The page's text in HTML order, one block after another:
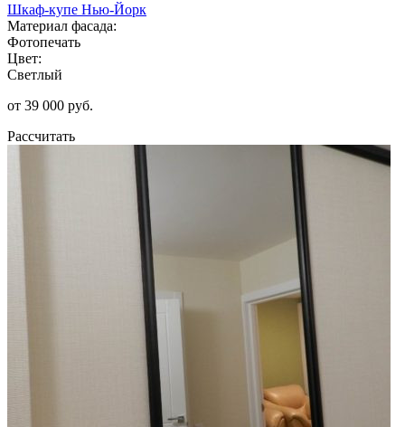
Шкаф-купе Нью-Йорк
Материал фасада:
Фотопечать
Цвет:
Светлый
от 39 000 руб.
Рассчитать